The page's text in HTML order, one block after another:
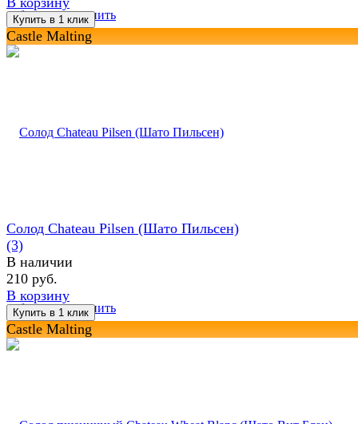
избранное сравнить
Castle Malting
избранное сравнить
Солод Chateau Pilsen (Шато Пильсен)
(3)
В наличии
210 руб.
В корзину
Castle Malting